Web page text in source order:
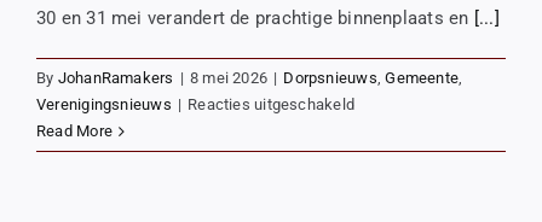
30 en 31 mei verandert de prachtige binnenplaats en [...]
By JohanRamakers | 8 mei 2026 | Dorpsnieuws,Gemeente,
Verenigingsnieuws | Reacties uitgeschakeldvoor
op
Read More